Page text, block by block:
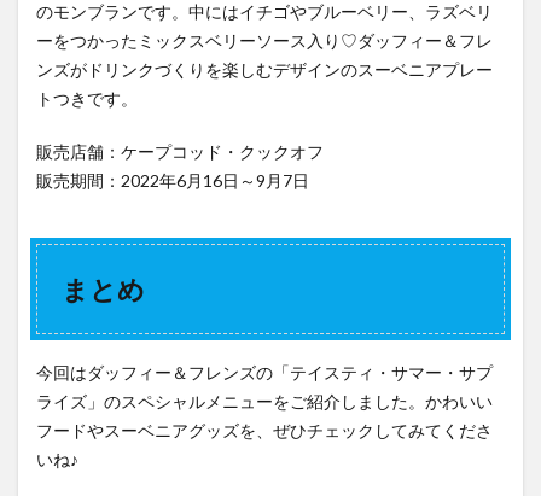
のモンブランです。中にはイチゴやブルーベリー、ラズベリ
ーをつかったミックスベリーソース入り♡ダッフィー＆フレ
ンズがドリンクづくりを楽しむデザインのスーベニアプレー
トつきです。
販売店舗：ケープコッド・クックオフ
販売期間：2022年6月16日～9月7日
まとめ
今回はダッフィー＆フレンズの「テイスティ・サマー・サプ
ライズ」のスペシャルメニューをご紹介しました。かわいい
フードやスーベニアグッズを、ぜひチェックしてみてくださ
いね♪